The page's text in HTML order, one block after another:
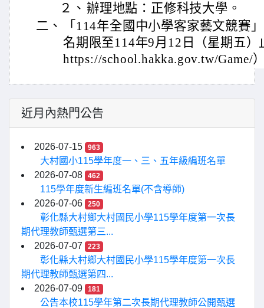
２、 辦理地點：正修科技大學。
二、
「114年全國中小學客家藝文競賽
名期限至114年9月12日（星期五
https://school.hakka.gov.tw/Game/
近月內熱門公告
2026-07-15 963
大村國小115學年度一、三、五年級編班名單
2026-07-08
462
115學年度新生編班名單(不含導師)
2026-07-06
250
彰化縣大村鄉大村國民小學115學年度第一次長
期代理教師甄選第三...
2026-07-07
223
彰化縣大村鄉大村國民小學115學年度第一次長
期代理教師甄選第四...
2026-07-09
181
公告本校115學年第二次長期代理教師公開甄選